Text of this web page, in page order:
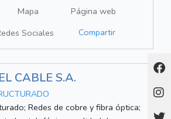
Mapa
Página web
Sociales Compartir
CABLE S.A.
Redes de cobre y fibra óptica;